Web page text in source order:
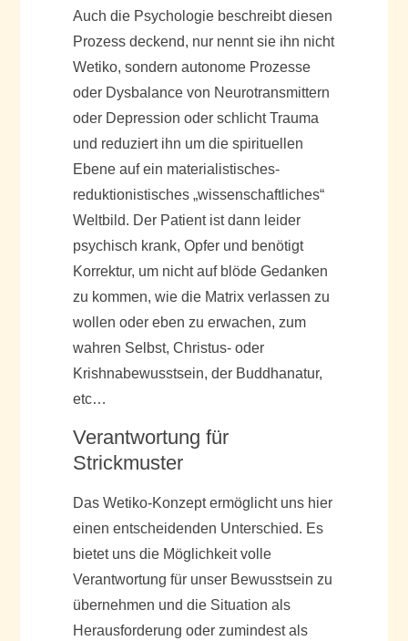
Auch die Psychologie beschreibt diesen
Prozess deckend, nur nennt sie ihn nicht
Wetiko, sondern autonome Prozesse
oder Dysbalance von Neurotransmittern
oder Depression oder schlicht Trauma
und reduziert ihn um die spirituellen
Ebene auf ein materialistisches-
reduktionistisches „wissenschaftliches“
Weltbild. Der Patient ist dann leider
psychisch krank, Opfer und benötigt
Korrektur, um nicht auf blöde Gedanken
zu kommen, wie die Matrix verlassen zu
wollen oder eben zu erwachen, zum
wahren Selbst, Christus- oder
Krishnabewusstsein, der Buddhanatur,
etc…
Verantwortung für
Strickmuster
Das Wetiko-Konzept ermöglicht uns hier
einen entscheidenden Unterschied. Es
bietet uns die Möglichkeit volle
Verantwortung für unser Bewusstsein zu
übernehmen und die Situation als
Herausforderung oder zumindest als